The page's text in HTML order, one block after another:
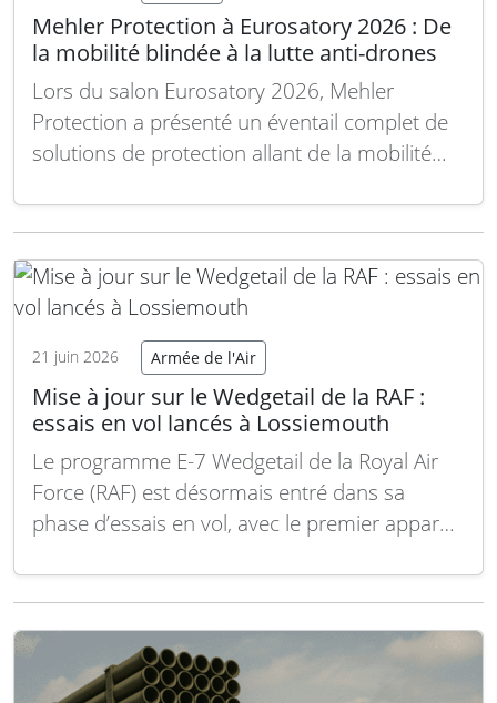
Mehler Protection à Eurosatory 2026 : De
la mobilité blindée à la lutte anti-drones
Lors du salon Eurosatory 2026, Mehler
Protection a présenté un éventail complet de
solutions de protection allant de la mobilité
drones (Counter-UAS), ainsi que des systèmes
L’entreprise a attiré l’attention des délégations
militaires, des forces de l’ordre et des…
21 juin 2026 Armée de l'Air
Mise à jour sur le Wedgetail de la RAF :
essais en vol lancés à Lossiemouth
Le programme E-7 Wedgetail de la Royal Air
Force (RAF) est désormais entré dans sa
phase d’essais en vol, avec le premier appareil
Lossiemouth. Un second avion devrait suivre
encore en cours de modification, a indiqué le…
Lire la suite